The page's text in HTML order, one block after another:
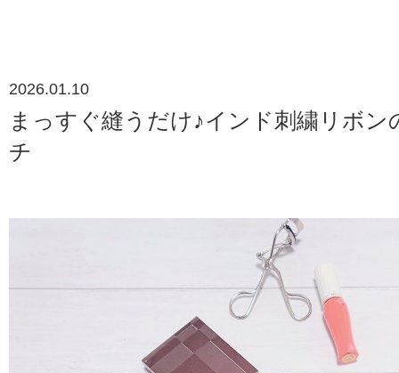
2026.01.10
まっすぐ縫うだけ♪インド刺繍リボン
チ